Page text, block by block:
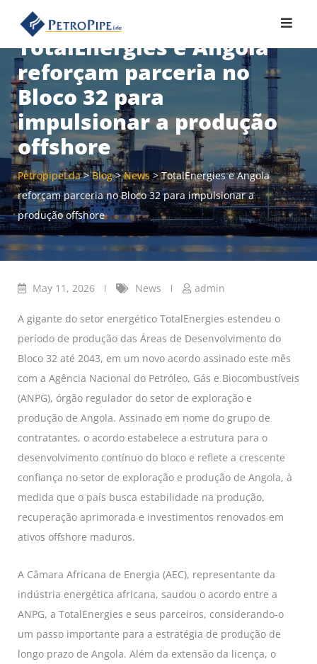
contentTotalEnergies e Angola
reforçam parceria no
Bloco 32 para
impulsionar a produção
offshore
PetropipeLda>Blog>News>TotalEnergies e Angola
reforçam parceria no Bloco 32 para impulsionar a
produção offshore
May 11, 2026 News admin
A gigante do setor energético TotalEnergies estendeu o
período de produção das Áreas de Desenvolvimento do
Bloco 32 até 2043, em um novo acordo assinado este mês
com a Agência Nacional do Petróleo, Gás e Biocombustíveis
(ANPG), órgão regulador do setor de exploração e
produção de Angola. Assinado em nome do grupo de
contratantes, o acordo estabelece a estrutura para o
desenvolvimento contínuo do bloco e reflete a crescente
confiança no setor de exploração e produção de Angola, à
medida que o país busca estabilidade na produção,
recuperação aprimorada e investimentos renovados em
ativos offshore maduros.
A Câmara Africana de Energia (AEC), representante da
indústria energética africana, saudou o acordo entre a
ANPG, a TotalEnergies e seus parceiros, considerando-o
um passo importante para a estratégia de produção de
longo prazo de Angola. Além da extensão da licença, o